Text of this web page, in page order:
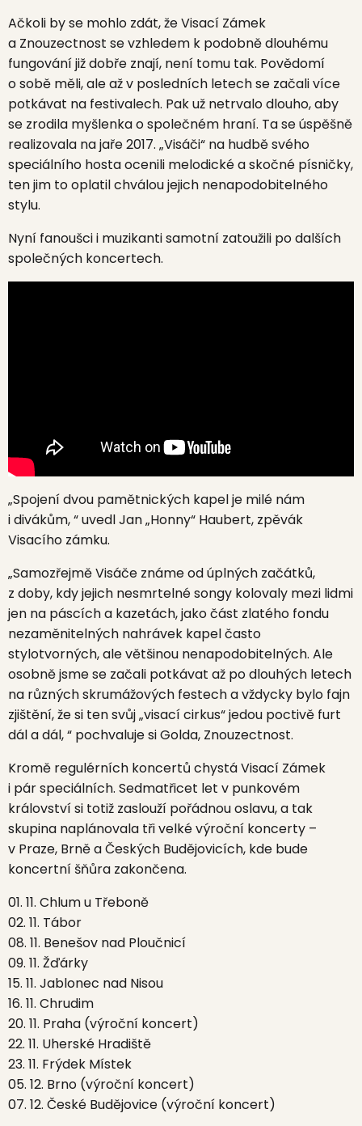
Ačkoli by se mohlo zdát, že Visací Zámek
a Znouzectnost se vzhledem k podobně dlouhému
fungování již dobře znají, není tomu tak. Povědomí
o sobě měli, ale až v posledních letech se začali více
potkávat na festivalech. Pak už netrvalo dlouho, aby
se zrodila myšlenka o společném hraní. Ta se úspěšně
realizovala na jaře 2017. „Visáči“ na hudbě svého
speciálního hosta ocenili melodické a skočné písničky,
ten jim to oplatil chválou jejich nenapodobitelného
stylu.
Nyní fanoušci i muzikanti samotní zatoužili po dalších
společných koncertech.
„Spojení dvou pamětnických kapel je milé nám
i divákům, “ uvedl Jan „Honny“ Haubert, zpěvák
Visacího zámku.
„Samozřejmě Visáče známe od úplných začátků,
z doby, kdy jejich nesmrtelné songy kolovaly mezi lidmi
jen na páscích a kazetách, jako část zlatého fondu
nezaměnitelných nahrávek kapel často
stylotvorných, ale většinou nenapodobitelných. Ale
osobně jsme se začali potkávat až po dlouhých letech
na různých skrumážových festech a vždycky bylo fajn
zjištění, že si ten svůj „visací cirkus“ jedou poctivě furt
dál a dál, “ pochvaluje si Golda, Znouzectnost.
Kromě regulérních koncertů chystá Visací Zámek
i pár speciálních. Sedmatřicet let v punkovém
království si totiž zaslouží pořádnou oslavu, a tak
skupina naplánovala tři velké výroční koncerty –
v Praze, Brně a Českých Budějovicích, kde bude
koncertní šňůra zakončena.
01. 11. Chlum u Třeboně
02. 11. Tábor
08. 11. Benešov nad Ploučnicí
09. 11. Žďárky
15. 11. Jablonec nad Nisou
16. 11. Chrudim
20. 11. Praha (výroční koncert)
22. 11. Uherské Hradiště
23. 11. Frýdek Místek
05. 12. Brno (výroční koncert)
07. 12. České Budějovice (výroční koncert)